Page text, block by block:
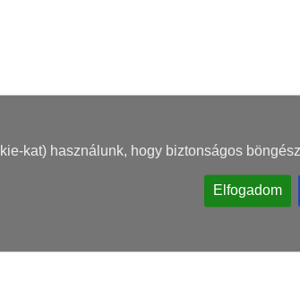
kat) használunk, hogy biztonságos
Elfogadom